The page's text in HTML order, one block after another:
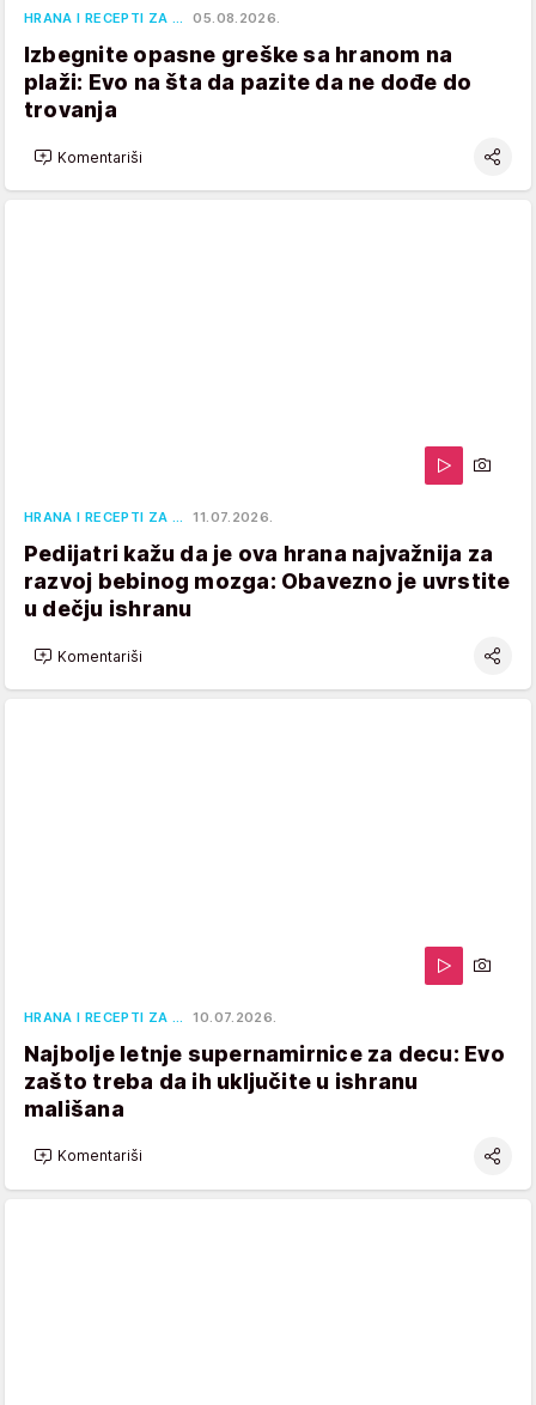
HRANA I RECEPTI ZA … 05.08.2026.
Izbegnite opasne greške sa hranom na
plaži: Evo na šta da pazite da ne dođe do
trovanja
Komentariši
HRANA I RECEPTI ZA … 11.07.2026.
Pedijatri kažu da je ova hrana najvažnija za
razvoj bebinog mozga: Obavezno je uvrstite
u dečju ishranu
Komentariši
HRANA I RECEPTI ZA … 10.07.2026.
Najbolje letnje supernamirnice za decu: Evo
zašto treba da ih uključite u ishranu
mališana
Komentariši